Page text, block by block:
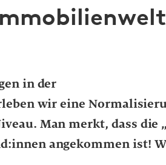
in der
wir eine
Man merkt, dass die
angekommen ist!